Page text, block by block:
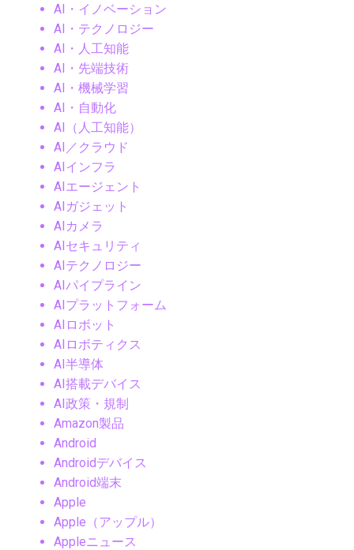
AI・イノベーション
AI・テクノロジー
AI・人工知能
AI・先端技術
AI・機械学習
AI・自動化
AI（人工知能）
AI／クラウド
AIインフラ
AIエージェント
AIガジェット
AIカメラ
AIセキュリティ
AIテクノロジー
AIパイプライン
AIプラットフォーム
AIロボット
AIロボティクス
AI半導体
AI搭載デバイス
AI政策・規制
Amazon製品
Android
Androidデバイス
Android端末
Apple
Apple（アップル）
Appleニュース